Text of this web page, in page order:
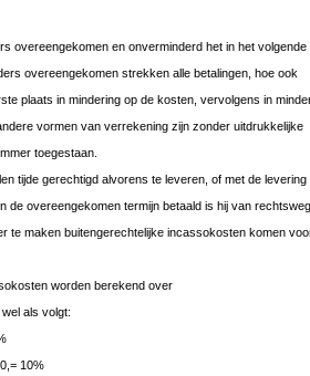
overeengekomen en onverminderd het in het
overeengekomen strekken alle betalingen, hoe ook
plaats in mindering op de kosten, vervolgens in
vormen van verrekening zijn zonder uitdrukkelijke
toegestaan.
tijde gerechtigd alvorens te leveren, of met de
de overeengekomen termijn betaald is hij van
te maken buitengerechtelijke incassokosten komen
worden berekend over
als volgt:
10%